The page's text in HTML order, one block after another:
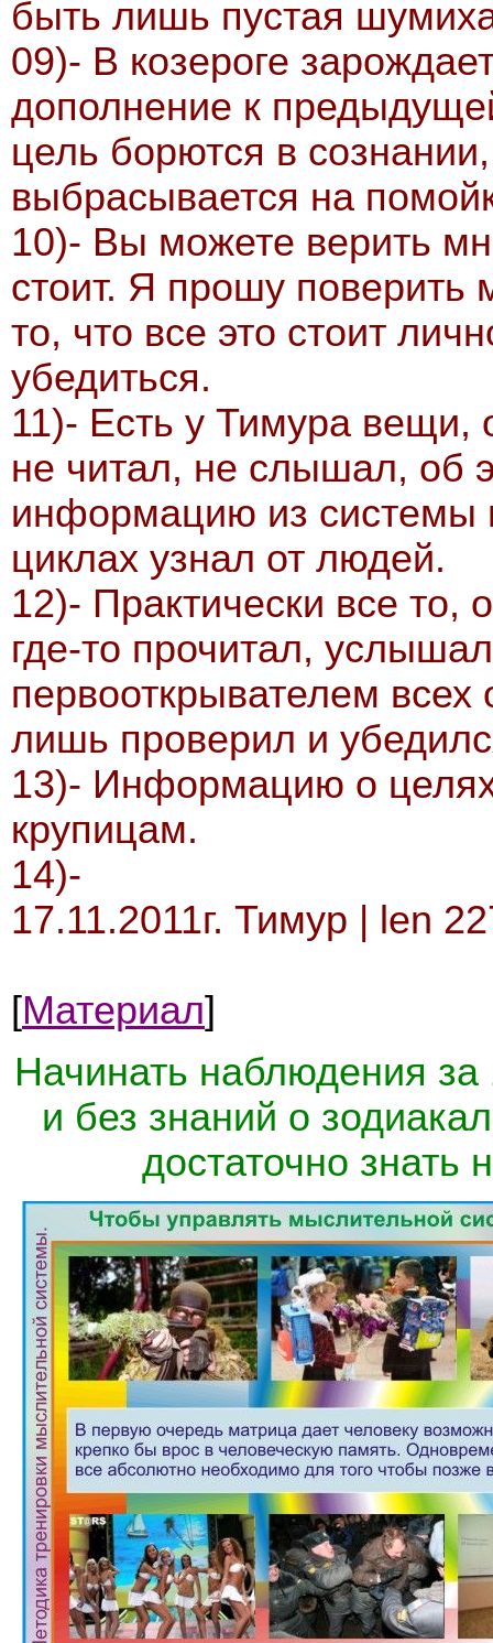
быть лишь пустая
09)- В козероге
дополнение к
цель борются в
выбрасывается на
10)- Вы можете верить
стоит. Я прошу
то, что все это стоит
убедиться.
11)- Есть у Тимура вещи,
не читал, не слышал, об
информацию из системы
циклах узнал от людей.
12)- Практически все то,
где-то прочитал,
первооткрывателем
лишь проверил и
13)- Информацию о
крупицам.
14)-
17.11.2011г. Тимур | len
[Материал]
Начинать наблюдения
и без знаний о
достаточно знать